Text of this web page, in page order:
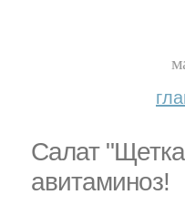
Салат
авитаминоз!